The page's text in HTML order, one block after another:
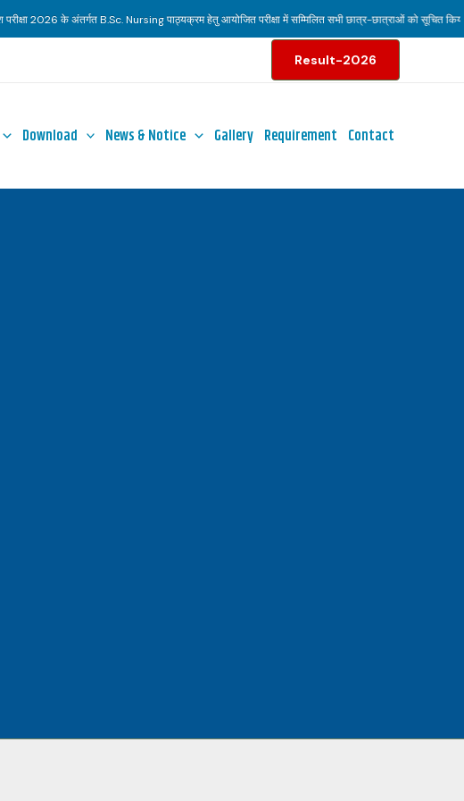
2026 के अंतर्गत B.Sc. Nursing पाठ्यक्रम हेतु आयोजित परीक्षा में सम्मिलित सभी छात्र-छात्राओं को सूचित
Result-2026
Download News & Notice Gallery Requirement Contact